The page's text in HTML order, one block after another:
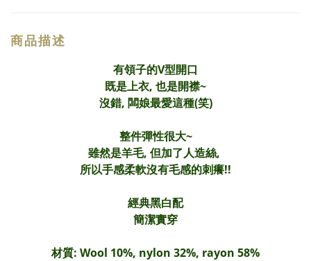
商品描述
有領子的V型開口
既是上衣, 也是開襟~
沒錯, 闆娘最愛這種(笑)
整件彈性很大~
雖然是羊毛, 但加了人造絲,
所以手感柔軟沒有毛感的刺癢!!
經典黑白配
簡潔實穿
材質: Wool 10%, nylon 32%, rayon 58%